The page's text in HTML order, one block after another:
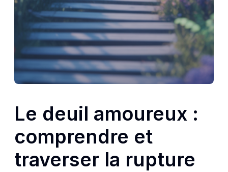
Le deuil amoureux :
comprendre et
traverser la rupture